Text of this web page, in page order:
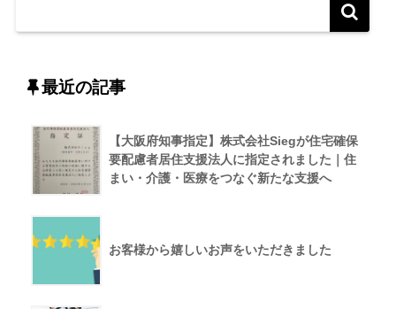
最近の記事
【大阪府知事指定】株式会社Siegが住宅確保
要配慮者居住支援法人に指定されました｜住
まい・介護・医療をつなぐ新たな支援へ
お客様から嬉しいお声をいただきました